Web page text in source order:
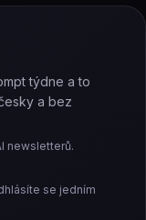
týdne a to
a bez
newsletterů.
se jedním